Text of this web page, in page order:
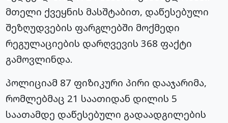
მთელი ქვეყნის მასშტაბით, დაწესებული
შეზღუდვების ფარგლებში მოქმედი
რეგულაციების დარღვევის 368 ფაქტი
გამოვლინდა.
პოლიციამ 87 ფიზიკური პირი დააჯარიმა,
რომლებმაც 21 საათიდან დილის 5
საათამდე დაწესებული გადაადგილების